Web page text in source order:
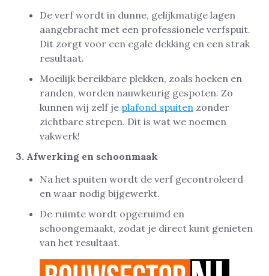
De verf wordt in dunne, gelijkmatige lagen
aangebracht met een professionele verfspuit.
Dit zorgt voor een egale dekking en een strak
resultaat.
Moeilijk bereikbare plekken, zoals hoeken en
randen, worden nauwkeurig gespoten. Zo
kunnen wij zelf je plafond spuiten zonder
zichtbare strepen. Dit is wat we noemen
vakwerk!
3. Afwerking en schoonmaak
Na het spuiten wordt de verf gecontroleerd
en waar nodig bijgewerkt.
De ruimte wordt opgeruimd en
schoongemaakt, zodat je direct kunt genieten
van het resultaat.